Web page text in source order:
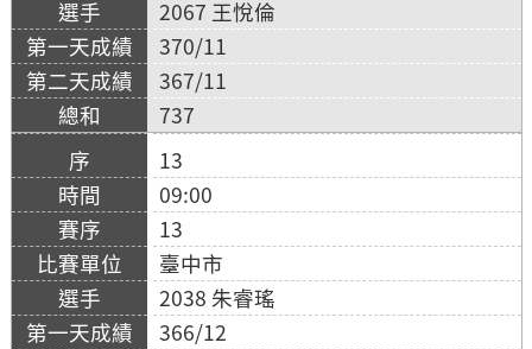
2067 王悅倫
370/11
367/11
737
13
09:00
13
臺中市
2038 朱睿瑤
366/12